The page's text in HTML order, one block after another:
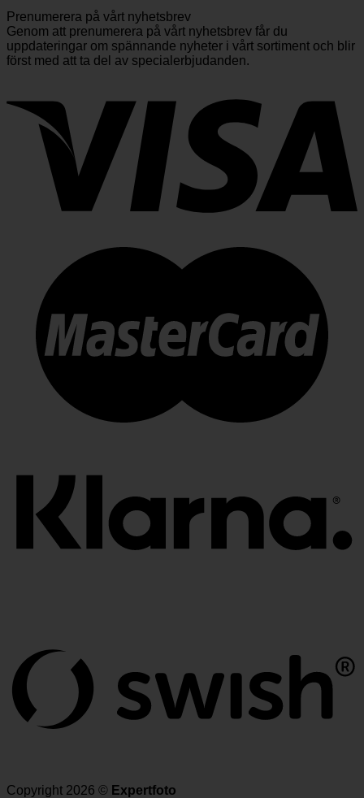
Prenumerera på vårt nyhetsbrev
Genom att prenumerera på vårt nyhetsbrev får du
uppdateringar om spännande nyheter i vårt sortiment och blir
först med att ta del av specialerbjudanden.
Copyright 2026 © Expertfoto